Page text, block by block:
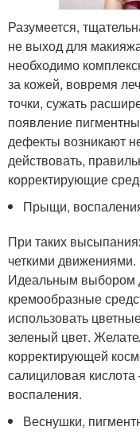
Разумеется,
не выход для
необходимо
за кожей, вовремя
точки, сужать
появление
дефекты возникают
действовать,
корректирующие
Прыщи,
При таких
четкими движениями.
Идеальным выбором
кремообразные
использовать
зеленый цвет.
корректирующей
салициловая
воспаления.
Веснушки,